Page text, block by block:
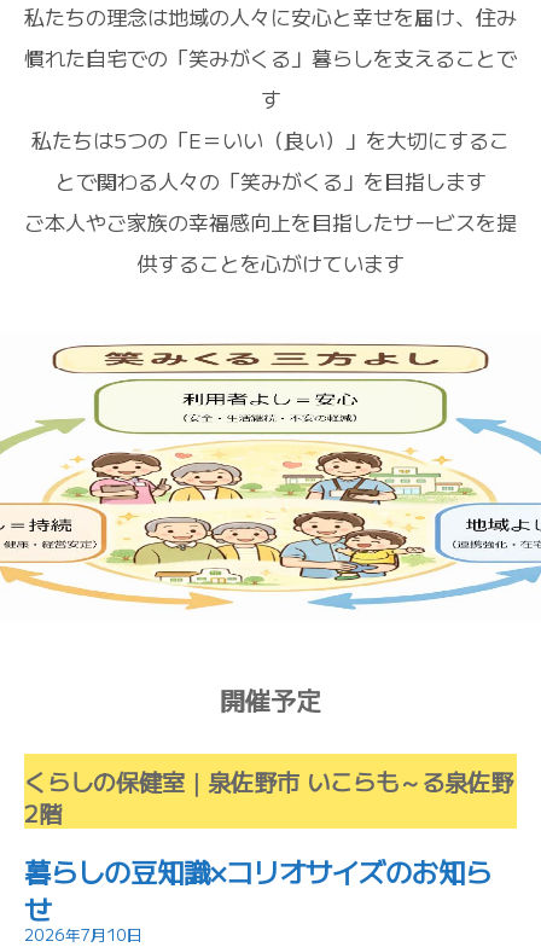
私たちの理念は地域の人々に安心と幸せを届け、住み
慣れた自宅での「笑みがくる」暮らしを支えることで
す
私たちは5つの「E＝いい（良い）」を大切にするこ
とで関わる人々の「笑みがくる」を目指します
ご本人やご家族の幸福感向上を目指したサービスを提
供することを心がけています
開催予定
くらしの保健室｜泉佐野市 いこらも～る泉佐野
2階
暮らしの豆知識×コリオサイズのお知ら
せ
2026年7月10日